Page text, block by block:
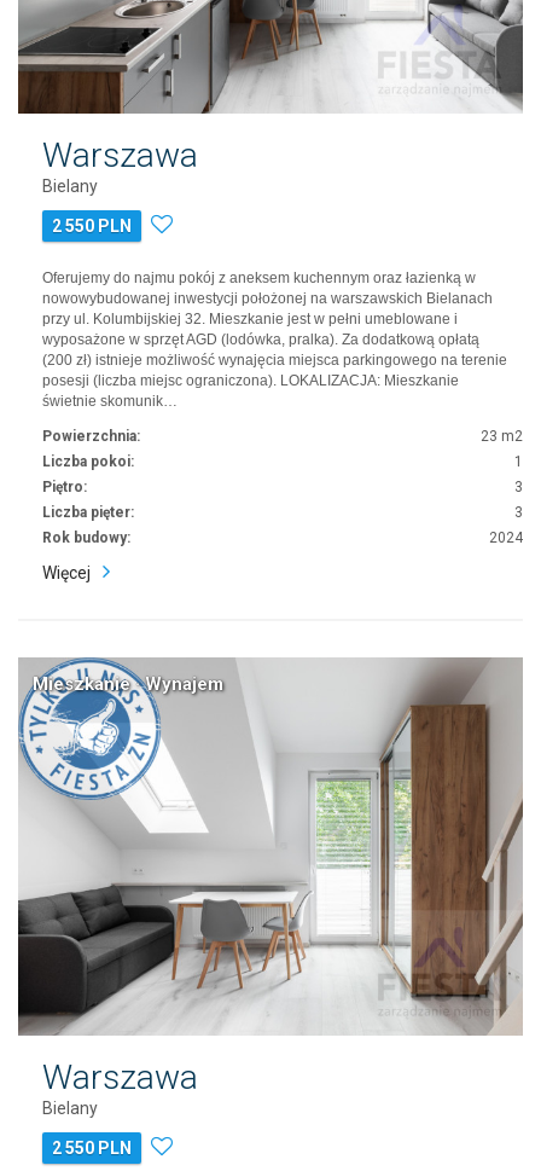
Warszawa
Bielany
2 550 PLN
Oferujemy do najmu pokój z aneksem kuchennym oraz łazienką w
nowowybudowanej inwestycji położonej na warszawskich Bielanach
przy ul. Kolumbijskiej 32. Mieszkanie jest w pełni umeblowane i
wyposażone w sprzęt AGD (lodówka, pralka). Za dodatkową opłatą
(200 zł) istnieje możliwość wynajęcia miejsca parkingowego na terenie
posesji (liczba miejsc ograniczona). LOKALIZACJA: Mieszkanie
świetnie skomunik…
Powierzchnia:
23 m2
Liczba pokoi:
1
Piętro:
3
Liczba pięter:
3
Rok budowy:
2024
Więcej
Mieszkanie · Wynajem
Warszawa
Bielany
2 550 PLN